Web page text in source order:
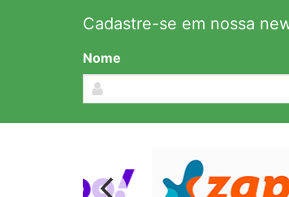
Cadastre-se em nossa
Nome